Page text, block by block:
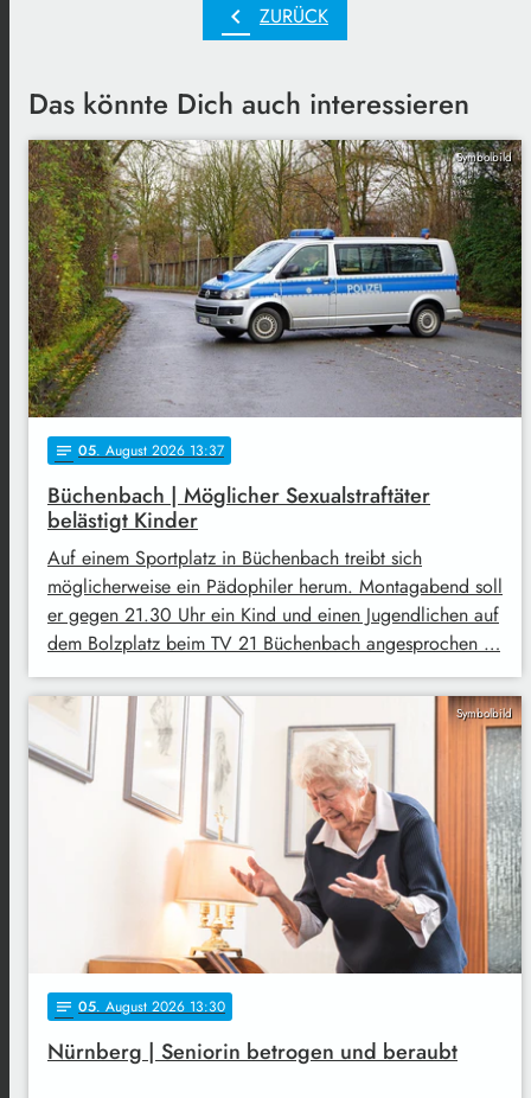
chevron_left ZURÜCK
Das könnte Dich auch interessieren
Symbolbild
notes 05. August 2026 13:37
Büchenbach | Möglicher Sexualstraftäter
belästigt Kinder
Auf einem Sportplatz in Büchenbach treibt sich
möglicherweise ein Pädophiler herum. Montagabend soll
er gegen 21.30 Uhr ein Kind und einen Jugendlichen auf
dem Bolzplatz beim TV 21 Büchenbach angesprochen …
Symbolbild
notes 05. August 2026 13:30
Nürnberg | Seniorin betrogen und beraubt